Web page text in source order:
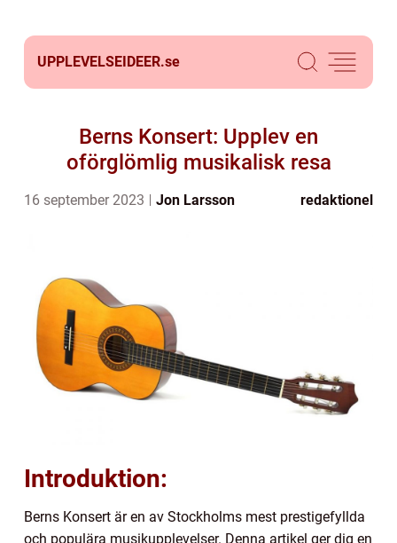
UPPLEVELSEIDEER.se
Berns Konsert: Upplev en
oförglömlig musikalisk resa
16 september 2023 Jon Larsson redaktionel
Introduktion:
Berns Konsert är en av Stockholms mest prestigefyllda
och populära musikupplevelser. Denna artikel ger dig en